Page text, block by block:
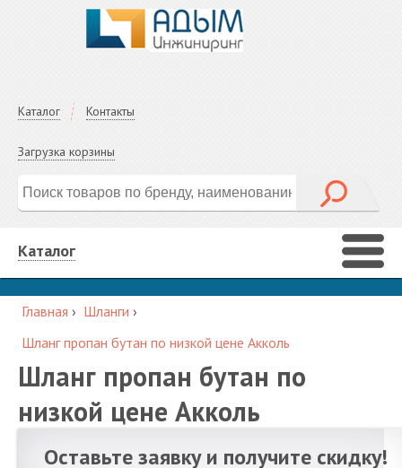
Каталог Контакты
Загрузка корзины
Каталог
Главная › Шланги ›
Шланг пропан бутан по низкой цене Акколь
Шланг пропан бутан по
низкой цене Акколь
Оставьте заявку и получите скидку!